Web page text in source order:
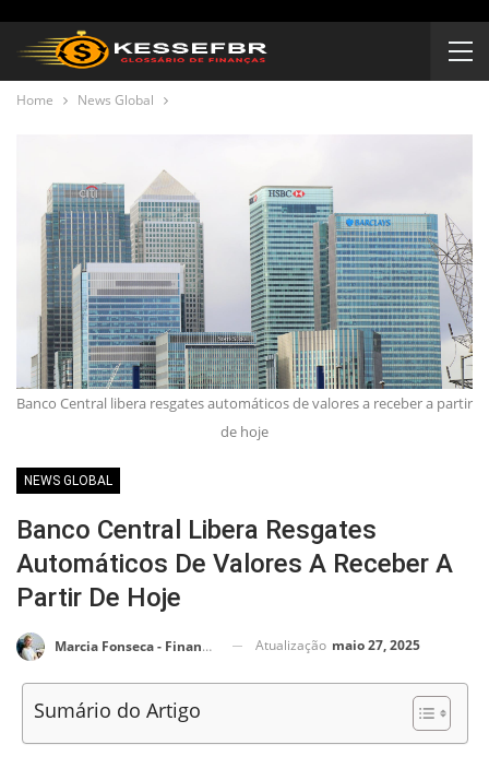
Home News Global
Banco Central libera resgates automáticos de valores a receber a partir
de hoje
NEWS GLOBAL
Banco Central Libera Resgates
Automáticos De Valores A Receber A
Partir De Hoje
Marcia Fonseca - Financial Consultant Atualização maio 27, 2025
Sumário do Artigo